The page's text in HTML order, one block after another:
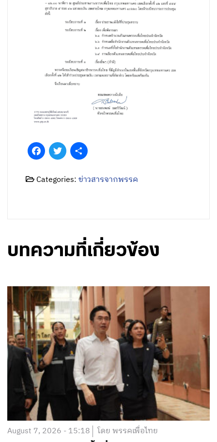
FacebookTwitter
Categories:ข่าวสารจากพรรค
บทความที่เกี่ยวข้อง
August 7, 2026 - 15:18 โดย พรรคเพื่อไทย